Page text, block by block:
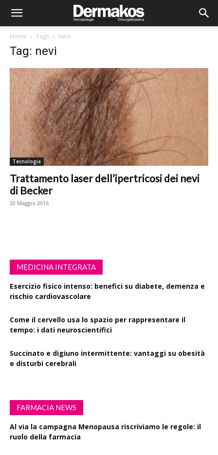
Home Tags Nevi
Tag: nevi
Tecnologia
Trattamento laser dell’ipertricosi dei nevi
di Becker
20 Maggio 2016
MEDICINA INTEGRATA
Esercizio fisico intenso: benefici su diabete, demenza e
rischio cardiovascolare
Come il cervello usa lo spazio per rappresentare il
tempo: i dati neuroscientifici
Succinato e digiuno intermittente: vantaggi su obesità
e disturbi cerebrali
FARMACIA NEWS
Al via la campagna Menopausa riscriviamo le regole: il
ruolo della farmacia